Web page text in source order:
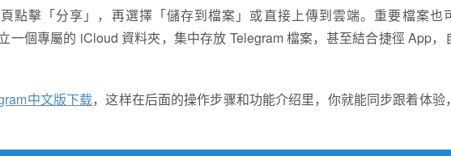
點擊「分享」，再選擇「儲存到檔案」或直接上傳到雲端。重要檔案也
一個專屬的 iCloud 資料夾，集中存放 Telegram 檔案，甚至結合捷徑 App，
中文版下载，这样在后面的操作步骤和功能介绍里，你就能同步跟着体验